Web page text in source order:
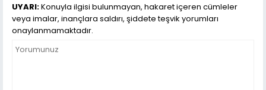
UYARI:Konuyla ilgisi bulunmayan, hakaret içeren cümleler
veya imalar, inançlara saldırı, şiddete teşvik yorumları
onaylanmamaktadır.